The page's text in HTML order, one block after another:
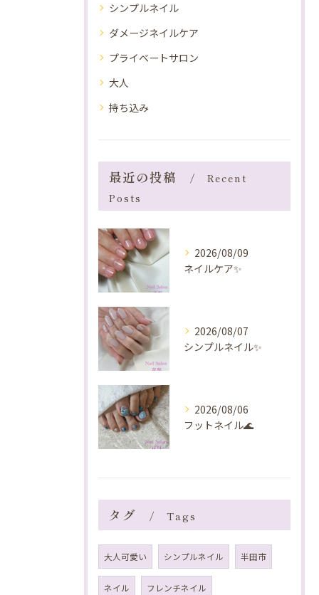
シンプルネイル
ダメージネイルケア
プライベートサロン
大人
持ち込み
最近の投稿
Recent
Posts
2026/08/09
ネイルケア✨️
2026/08/07
シンプルネイル✨️
2026/08/06
フットネイル🌊
タグ Tags
大人可愛い シンプルネイル 半田市
ネイル フレンチネイル